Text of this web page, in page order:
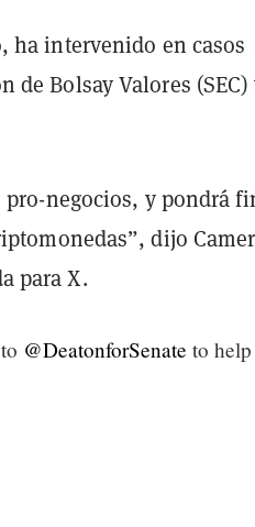
ha intervenido en casos
de Bolsay Valores
negocios, y pondrá
dijo
para X.
@DeatonforSenate to